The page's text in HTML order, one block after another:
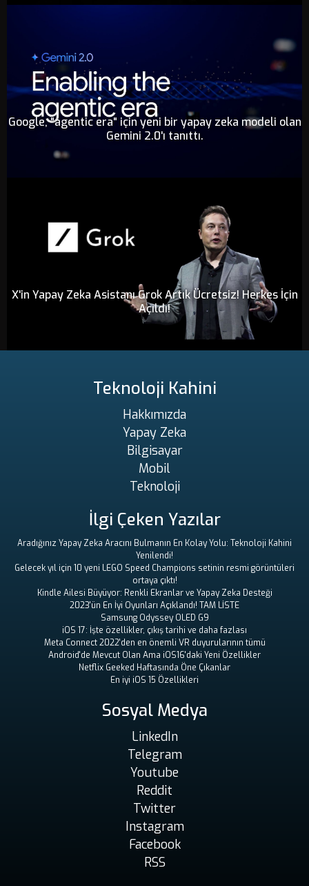
Google, "agentic era" için yeni bir yapay zeka modeli olan
Gemini 2.0'ı tanıttı.
X'in Yapay Zeka Asistanı Grok Artık Ücretsiz! Herkes İçin
Açıldı!
Teknoloji Kahini
Hakkımızda
Yapay Zeka
Bilgisayar
Mobil
Teknoloji
İlgi Çeken Yazılar
Aradığınız Yapay Zeka Aracını Bulmanın En Kolay Yolu: Teknoloji Kahini
Yenilendi!
Gelecek yıl için 10 yeni LEGO Speed ​​Champions setinin resmi görüntüleri
ortaya çıktı!
Kindle Ailesi Büyüyor: Renkli Ekranlar ve Yapay Zeka Desteği
2023'ün En İyi Oyunları Açıklandı! TAM LİSTE
Samsung Odyssey OLED G9
iOS 17: İşte özellikler, çıkış tarihi ve daha fazlası
Meta Connect 2022'den en önemli VR duyurularının tümü
Android'de Mevcut Olan Ama iOS16'daki Yeni Özellikler
Netflix Geeked Haftasında Öne Çıkanlar
En iyi iOS 15 Özellikleri
Sosyal Medya
LinkedIn
Telegram
Youtube
Reddit
Twitter
Instagram
Facebook
RSS